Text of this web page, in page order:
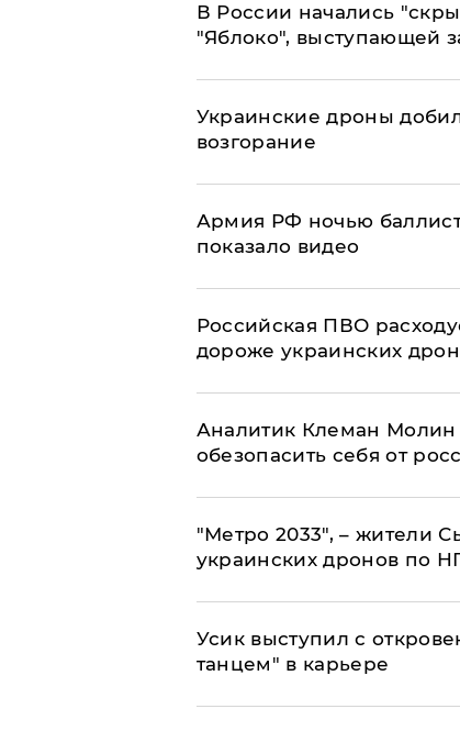
В России начались
"Яблоко", выступающей
Украинские дроны
возгорание
Армия РФ ночью
показало видео
Российская ПВО
дороже украинских
Аналитик Клеман Молин
обезопасить себя от
"Метро 2033", – жители
украинских дронов по
Усик выступил с
танцем" в карьере